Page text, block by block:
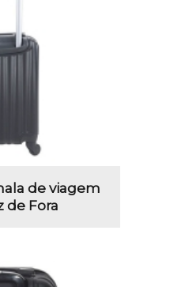
de viagem
de Fora